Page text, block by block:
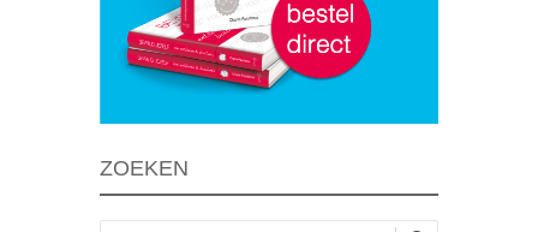
ZOEKEN